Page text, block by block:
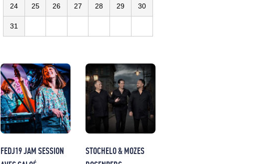
24 25 26 27 28 29 30
31
FEDJ19 JAM SESSION
STOCHELO & MOZES